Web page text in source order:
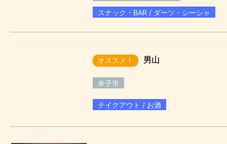
スナック・BAR / ダーツ・シーシャ
オススメ！ 男山
米子市
テイクアウト / お酒